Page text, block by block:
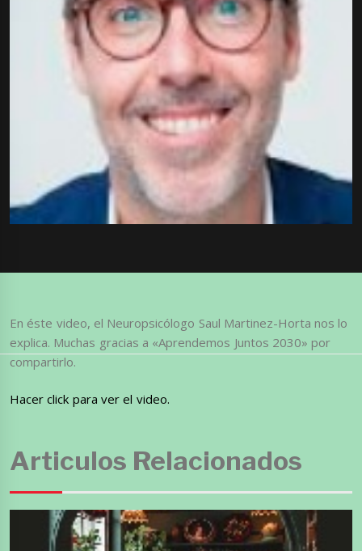
En éste video, el Neuropsicólogo Saul Martinez-Horta nos lo
explica. Muchas gracias a «Aprendemos Juntos 2030» por
compartirlo.
Hacer click para ver el video.
Articulos Relacionados